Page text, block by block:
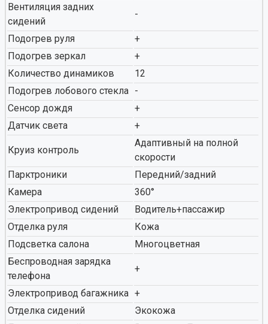
Вентиляция задних
сидений
-
Подогрев руля
+
Подогрев зеркал
+
Количество динамиков
12
Подогрев лобового стекла -
Сенсор дождя
+
Датчик света
+
Круиз контроль
Адаптивный на полной
скорости
Парктроники
Передний/задний
Камера
360°
Электропривод сидений
Водитель+пассажир
Отделка руля
Кожа
Подсветка салона
Многоцветная
Беспроводная зарядка
телефона
+
Электропривод багажника +
Отделка сидений
Экокожа